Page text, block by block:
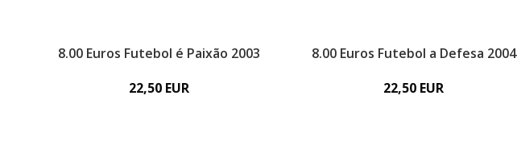
8.00 Euros Futebol é Paixão 2003
22,50 EUR
8.00 Euros Futebol a Defesa 2004
22,50 EUR